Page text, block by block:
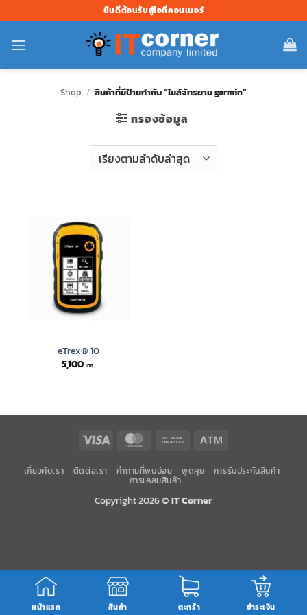
ไป
ยัง
ยินดีต้อนรับสู่ไอทีคอนเนอร์
Shop / สินค้าที่มีป้ายกำกับ “ไมล์จักรยาน garmin”
กรองข้อมูล
eTrex® 10
5,100
หน้าแรก สินค้า ตะกร้า ชำระเงิน
Visa MasterCard Bank
เกี่ยวกับเรา ติดต่อเรา คำถามที่พบบ่อย พูดคุย การรับประกันสินค้า
การเคลมสินค้า
Copyright 2026 ©IT Corner